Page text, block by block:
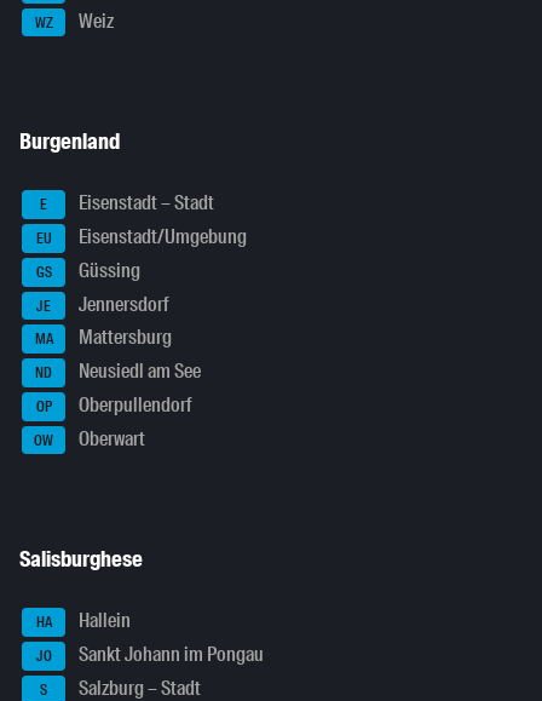
WZ Weiz
Burgenland
E Eisenstadt – Stadt
EU Eisenstadt/Umgebung
GS Güssing
JE Jennersdorf
MA Mattersburg
ND Neusiedl am See
OP Oberpullendorf
OW Oberwart
Salisburghese
HA Hallein
JO Sankt Johann im Pongau
S Salzburg – Stadt